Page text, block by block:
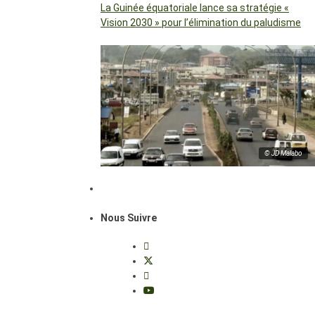
La Guinée équatoriale lance sa stratégie «
Vision 2030 » pour l’élimination du paludisme
© JD Malabo
Nous Suivre